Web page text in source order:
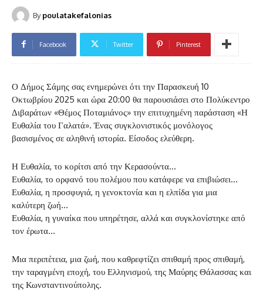
By poulatakefalonias
Facebook Twitter Pinterest
Ο Δήμος Σάμης σας ενημερώνει ότι την Παρασκευή 10
Οκτωβρίου 2025 και ώρα 20:00 θα παρουσιάσει στο Πολύκεντρο
Διβαράτων «Θέμος Ποταμιάνος» την επιτυχημένη παράσταση «Η
Ευθαλία του Γαλατά». Ένας συγκλονιστικός μονόλογος
βασισμένος σε αληθινή ιστορία. Είσοδος ελεύθερη.
Η Ευθαλία, το κορίτσι από την Κερασούντα…
Ευθαλία, το ορφανό του πολέμου που κατάφερε να επιβιώσει…
Ευθαλία, η προσφυγιά, η γενοκτονία και η ελπίδα για μια
καλύτερη ζωή…
Ευθαλία, η γυναίκα που υπηρέτησε, αλλά και συγκλονίστηκε από
τον έρωτα…
Μια περιπέτεια, μια ζωή, που καθρεφτίζει σπιθαμή προς σπιθαμή,
την ταραγμένη εποχή, του Ελληνισμού, της Μαύρης Θάλασσας και
της Κωνσταντινούπολης.